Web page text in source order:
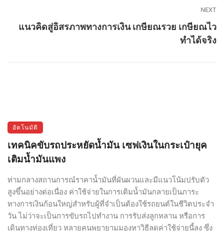
NEXT
แนวคิดสู่อิสรภาพทางการเงิน เกษียณรวย เกษียณไว
ทำได้จริง
อัตโนมัติ
เทคนิคขับรถประหยัดน้ำมัน เซฟเงินในกระเป๋ายุค
เติมน้ำมันแพง
ท่ามกลางสถานการณ์ราคาน้ำมันที่ผันผวนและมีแนวโน้มปรับตัว
สูงขึ้นอย่างต่อเนื่อง ค่าใช้จ่ายในการเติมน้ำมันกลายเป็นภาระ
ทางการเงินก้อนใหญ่สำหรับผู้ที่จำเป็นต้องใช้รถยนต์ในชีวิตประจำ
วัน ไม่ว่าจะเป็นการขับรถไปทำงาน การรับส่งลูกหลาน หรือการ
เดินทางท่องเที่ยว หลายคนพยายามมองหาวิธีลดค่าใช้จ่ายนี้ลง ซึ่ง